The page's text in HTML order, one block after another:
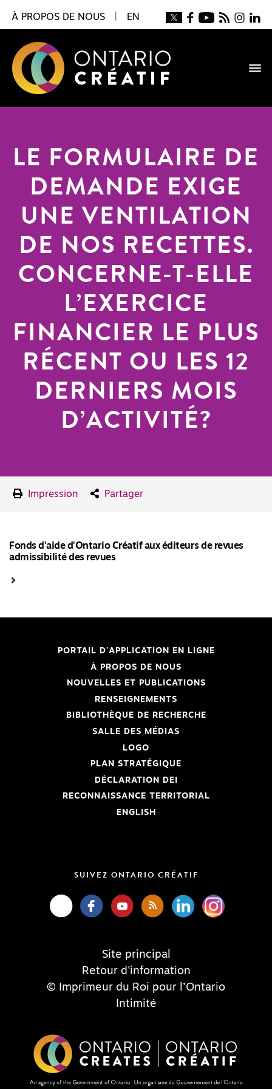
À PROPOS DE NOUS EN
LE FORMULAIRE DE
DEMANDE EXIGE
UNE VENTILATION
DE NOS RECETTES.
CONCERNE-T-ELLE
L’EXERCICE
FINANCIER LE PLUS
RÉCENT OU LES 12
DERNIERS MOIS
D’ACTIVITÉ?
Impression Partager
Fonds d'aide d'Ontario Créatif aux éditeurs de revues
admissibilité des revues
PORTAIL D'APPLICATION EN LIGNE
À PROPOS DE NOUS
NOUVELLES ET PUBLICATIONS
RENSEIGNEMENTS
BIBLIOTHÈQUE DE RECHERCHE
SALLE DES MÉDIAS
LOGO
PLAN STRATÉGIQUE
DÉCLARATION DEI
RECONNAISSANCE TERRITORIAL
ENGLISH
SUIVEZ ONTARIO CRÉATIF
Site principal
Retour d'information
© Imprimeur du Roi pour l’Ontario
Intimité